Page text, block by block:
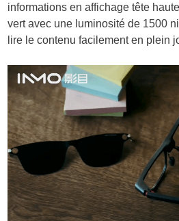
informations en affichage tête
vert avec une luminosité de 1500
lire le contenu facilement en plein